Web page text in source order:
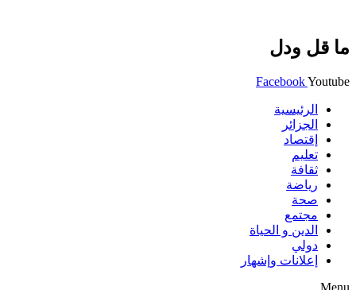
ما قل ودل
FacebookYoutube
الرئيسية
الجزائر
إقتصاد
تعليم
ثقافة
رياضة
صحة
مجتمع
الدين و الحياة
دولي
إعلانات وإشهار
Menu